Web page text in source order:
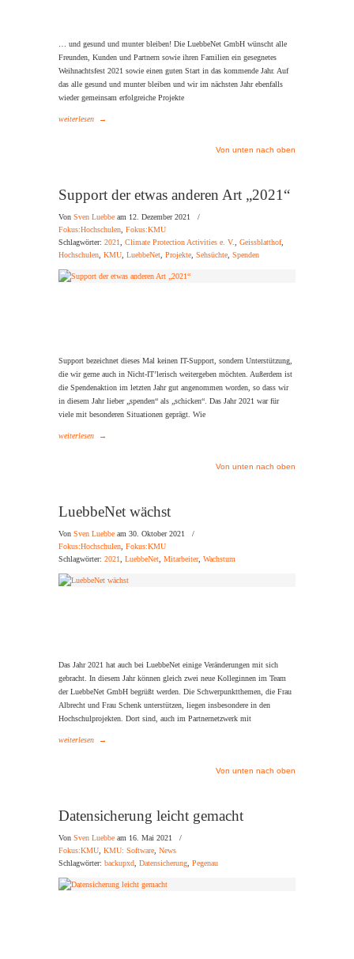
… und gesund und munter bleiben! Die LuebbeNet GmbH wünscht alle
Freunden, Kunden und Partnern sowie ihren Familien ein gesegnetes
Weihnachtsfest 2021 sowie einen guten Start in das kommende Jahr. Auf
das alle gesund und munter bleiben und wir im nächsten Jahr ebenfalls
wieder gemeinsam erfolgreiche Projekte
weiterlesen →
Von unten nach oben
Support der etwas anderen Art „2021“
Von Sven Luebbe am 12. Dezember 2021
/
Fokus:Hochschulen, Fokus:KMU
Schlagwörter: 2021, Climate Protection Activities e. V., Geissblatthof,
Hochschulen, KMU, LuebbeNet, Projekte, Sehsüchte, Spenden
Support bezeichnet dieses Mal keinen IT-Support, sondern Unterstützung,
die wir gerne auch in Nicht-IT’lerisch weitergeben möchten. Außerdem ist
die Spendenaktion im letzten Jahr gut angenommen worden, so dass wir
in diesem Jahr lieber „spenden“ als „schicken“. Das Jahr 2021 war für
viele mit besonderen Situationen geprägt. Wie
weiterlesen →
Von unten nach oben
LuebbeNet wächst
Von Sven Luebbe am 30. Oktober 2021
/
Fokus:Hochschulen, Fokus:KMU
Schlagwörter: 2021, LuebbeNet, Mitarbeiter, Wachstum
Das Jahr 2021 hat auch bei LuebbeNet einige Veränderungen mit sich
gebracht. In diesem Jahr können gleich zwei neue Kolleginnen im Team
der LuebbeNet GmbH begrüßt werden. Die Schwerpunktthemen, die Frau
Albrecht und Frau Schenk unterstützen, liegen insbesondere in den
Hochschulprojekten. Dort sind, auch im Partnernetzwerk mit
weiterlesen →
Von unten nach oben
Datensicherung leicht gemacht
Von Sven Luebbe am 16. Mai 2021
/
Fokus:KMU, KMU: Software, News
Schlagwörter: backupxd, Datensicherung, Pegenau